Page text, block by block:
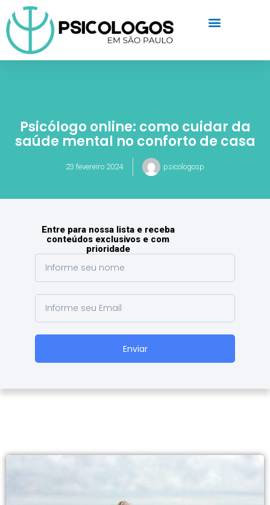
Psicólogo online: como cuidar da
saúde mental no conforto de casa
23 fevereiro 2024 psicologosp
Enviar
Entre para nossa lista e receba
conteúdos exclusivos e com
prioridade